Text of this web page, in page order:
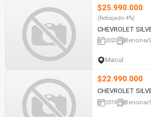
$25.990.000
(Rebajado 4%)
CHEVROLET
2020 Bencina
Macul
$22.990.000
CHEVROLET
2018 Bencina